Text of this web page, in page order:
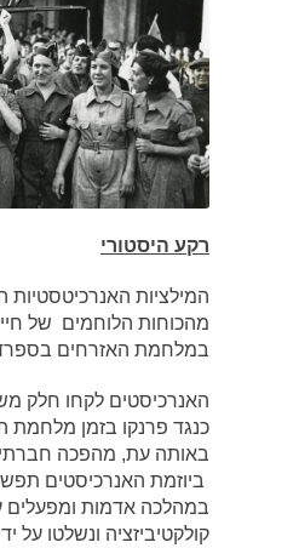
רקע היסטורי
מהכוחות הלוחמים של
במלחמת האזרחים
האנרכיסטים לקחו חלק
כנגד פרנקו בזמן מלחמת
באותה עת, מהפכה
ביוזמת האנרכיסטים
במהלכה אדמות ומפעלים
קולקטיביזציה ונשלטו על